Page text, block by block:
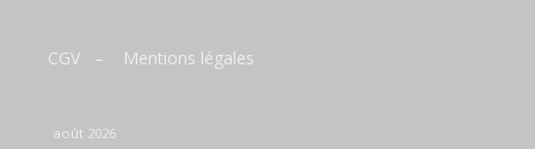
CGV – Mentions légales
août 2026